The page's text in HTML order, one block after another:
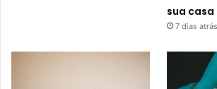
sua
7 dias atrás